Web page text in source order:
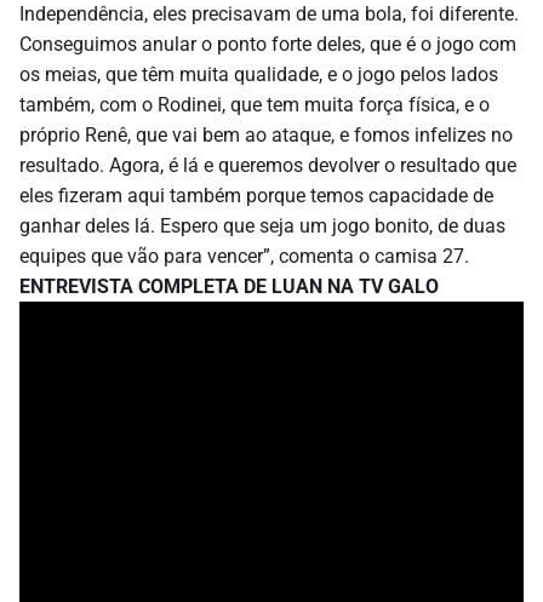
Independência, eles precisavam de uma bola, foi diferente.
Conseguimos anular o ponto forte deles, que é o jogo com
os meias, que têm muita qualidade, e o jogo pelos lados
também, com o Rodinei, que tem muita força física, e o
próprio Renê, que vai bem ao ataque, e fomos infelizes no
resultado. Agora, é lá e queremos devolver o resultado que
eles fizeram aqui também porque temos capacidade de
ganhar deles lá. Espero que seja um jogo bonito, de duas
equipes que vão para vencer”, comenta o camisa 27.
ENTREVISTA COMPLETA DE LUAN NA TV GALO